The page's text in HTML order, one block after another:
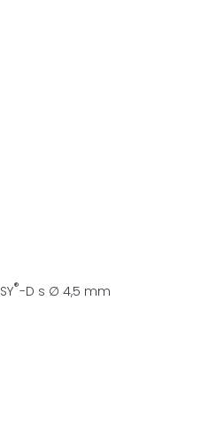
®-D s ∅ 4,5 mm